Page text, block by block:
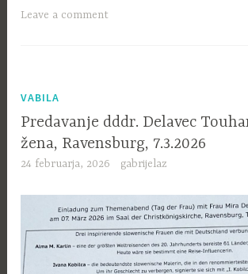
Leave a comment
VABILA
Predavanje dddr. Delavec
žena, Ravensburg, 7.3.2026
24 februarja, 2026 gabrijelaz